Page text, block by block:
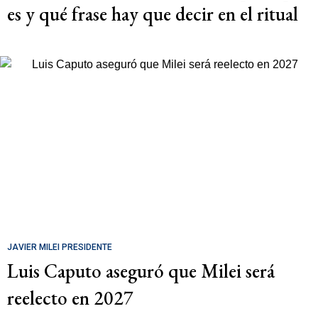
es y qué frase hay que decir en el ritual
JAVIER MILEI PRESIDENTE
Luis Caputo aseguró que Milei será
reelecto en 2027